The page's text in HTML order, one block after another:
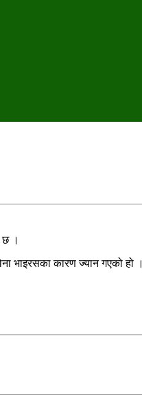
छ ।
भाइरसका कारण ज्यान गएको हो ।